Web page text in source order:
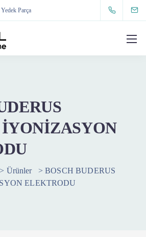
Parça
> Ürünler >BOSCH BUDERUS
ELEKTRODU